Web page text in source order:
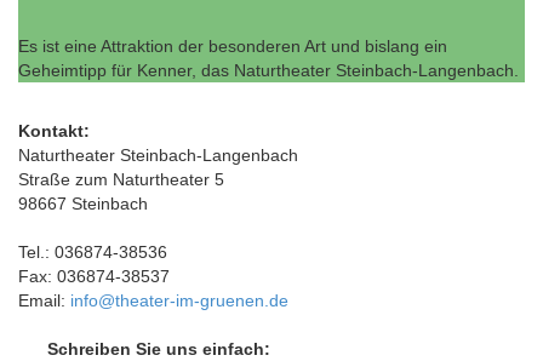
Es ist eine Attraktion der besonderen Art und bislang ein
Geheimtipp für Kenner, das Naturtheater Steinbach-Langenbach.
Kontakt:
Naturtheater Steinbach-Langenbach
Straße zum Naturtheater 5
98667 Steinbach
Tel.: 036874-38536
Fax: 036874-38537
Email: info@theater-im-gruenen.de
Schreiben Sie uns einfach: